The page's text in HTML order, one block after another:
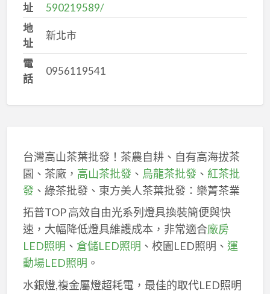
址
590219589/
地
址
新北市
電
話
0956119541
台灣高山茶葉批發！茶農自耕、自有高海拔茶
園、茶廠， 高山茶批發、 烏龍茶批發、 紅茶批
發、綠茶批發、東方美人茶葉批發：樂菁茶業
拓普TOP 高效自由光系列燈具換裝簡便與快
速，大幅降低燈具維護成本，非常適合廠房
LED照明 、 倉儲LED照明 、校園LED照明、 運
動場LED照明 。
水銀燈,複金屬燈超耗電，最佳的取代LED照明